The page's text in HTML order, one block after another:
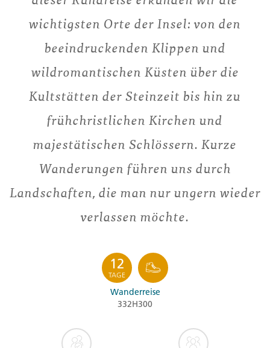
wichtigsten Orte der Insel: von den
beeindruckenden Klippen und
wildromantischen Küsten über die
Kultstätten der Steinzeit bis hin zu
frühchristlichen Kirchen und
majestätischen Schlössern. Kurze
Wanderungen führen uns durch
Landschaften, die man nur ungern wieder
verlassen möchte.
12
TAGE
Wanderreise
332H300